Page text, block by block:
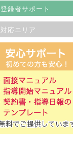
登録者サポート
対応エリア